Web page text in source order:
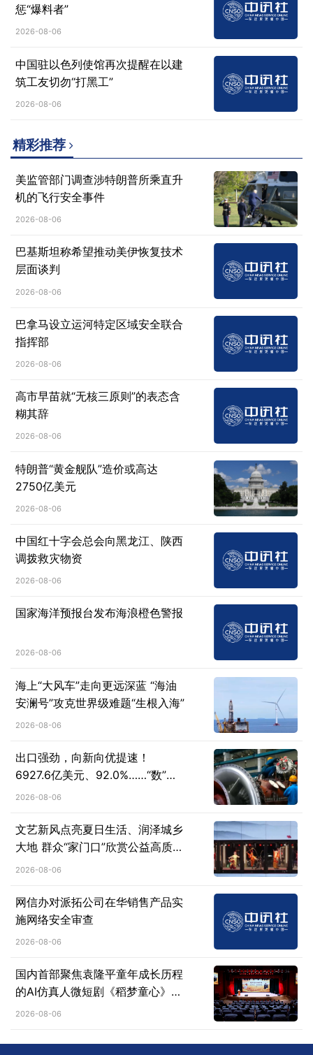
惩“爆料者”
2026-08-06
中国驻以色列使馆再次提醒在以建
筑工友切勿“打黑工”
2026-08-06
精彩推荐
美监管部门调查涉特朗普所乘直升
机的飞行安全事件
2026-08-06
巴基斯坦称希望推动美伊恢复技术
层面谈判
2026-08-06
巴拿马设立运河特定区域安全联合
指挥部
2026-08-06
高市早苗就“无核三原则”的表态含
糊其辞
2026-08-06
特朗普“黄金舰队”造价或高达
2750亿美元
2026-08-06
中国红十字会总会向黑龙江、陕西
调拨救灾物资
2026-08-06
国家海洋预报台发布海浪橙色警报
2026-08-06
海上“大风车”走向更远深蓝 “海油
安澜号”攻克世界级难题“生根入海”
2026-08-06
出口强劲，向新向优提速！
6927.6亿美元、92.0%……“数”说
机械工业行业运行亮点
2026-08-06
文艺新风点亮夏日生活、润泽城乡
大地 群众“家门口”欣赏公益高质量
演出
2026-08-06
网信办对派拓公司在华销售产品实
施网络安全审查
2026-08-06
国内首部聚焦袁隆平童年成长历程
的AI仿真人微短剧《稻梦童心》在
德安首发上线
2026-08-06